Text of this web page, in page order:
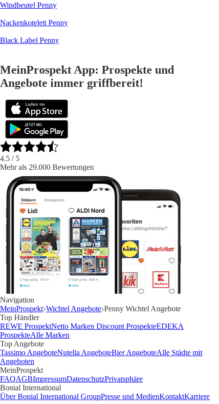
Windbeutel Penny
Nackenkotelett Penny
Black Label Penny
MeinProspekt App: Prospekte und
Angebote immer griffbereit!
4.5 / 5
Mehr als 29.000 Bewertungen
Navigation
MeinProspekt Wichtel Angebote Penny Wichtel Angebote
Top Händler
REWE ProspektNetto Marken Discount ProspekteEDEKA
ProspekteAlle Marken
Top Angebote
Tassimo AngeboteNutella AngeboteBier AngeboteAlle Städte mit
Angeboten
MeinProspekt
FAQAGBImpressumDatenschutzPrivatsphäre
Bonial International
Über Bonial International GroupPresse und MedienKontaktKarriere